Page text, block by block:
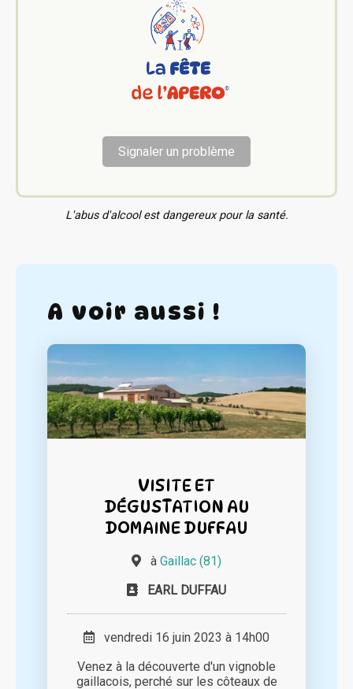
Signaler un problème
L'abus d'alcool est dangereux pour la santé.
A voir aussi !
VISITE ET
DÉGUSTATION AU
DOMAINE DUFFAU
à Gaillac (81)
EARL DUFFAU
vendredi 16 juin 2023 à 14h00
Venez à la découverte d'un vignoble
gaillacois, perché sur les côteaux de